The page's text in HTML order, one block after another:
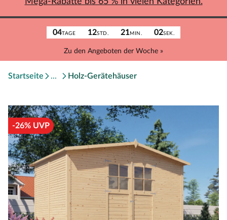
04TAGE 12STD. 21MIN. 02SEK.
Zu den Angeboten der Woche »
Startseite Holz-Gerätehäuser
-26% UVP